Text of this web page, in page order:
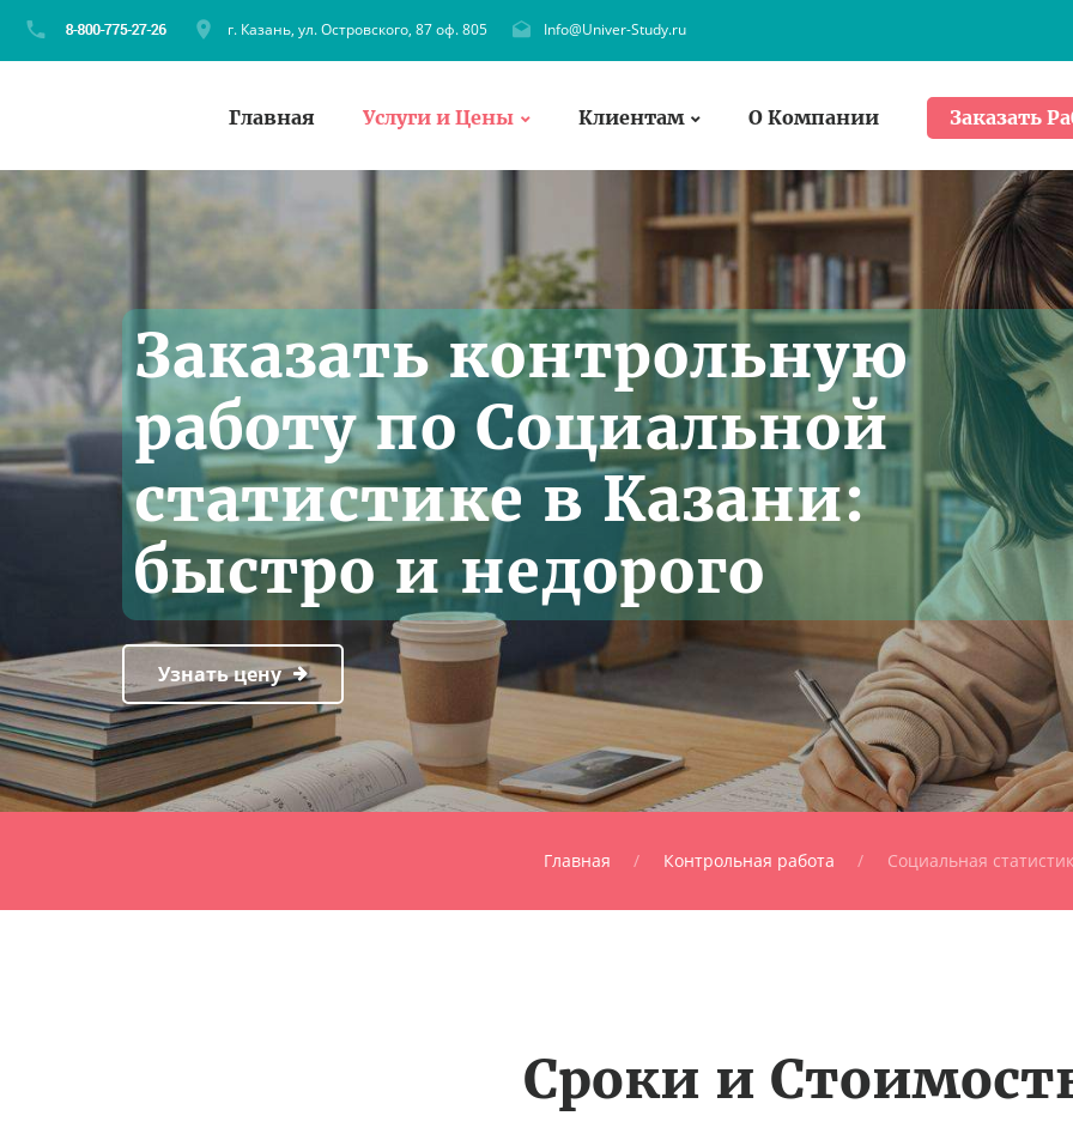
г. Казань, ул. Островского, 87 оф. 805 Info@Univer-Study.ru
Главная Услуги и Цены Клиентам О Компании Заказать
Заказать контрольную
работу по Социальной
статистике в Казани:
быстро и недорого
Узнать цену
Главная Контрольная работа Социальная
Сроки и